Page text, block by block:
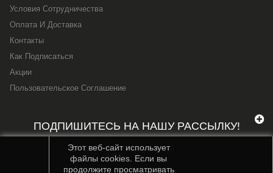
Условия Сотрудничества
Оплата И Доставка
Контакты
Как Подписаться
Акции
Пользовательское Соглашение
ПОДПИШИТЕСЬ НА НАШУ РАССЫЛКУ!
Этот веб-сайт использует
файлы cookies. Если вы
продолжите просматривать